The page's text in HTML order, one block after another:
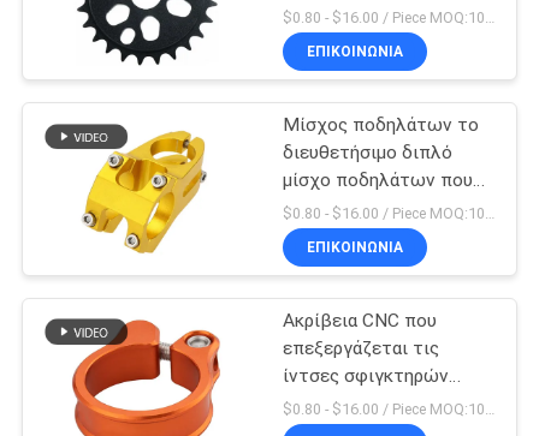
ποδηλάτων ρύπου
μερών στη μηχανή
$0.80 - $16.00 / Piece MOQ:10 κομμάτια
ΕΠΙΚΟΙΝΩΝΊΑ
Μίσχος ποδηλάτων το
διευθετήσιμο διπλό
μίσχο ποδηλάτων που
κατασκευάζεται που
διπλώνει στην Κίνα
ΕΠΙΚΟΙΝΩΝΊΑ
Ακρίβεια CNC που
επεξεργάζεται τις
ίντσες σφιγκτηρών
Seatpost ποδηλάτων 5
X 4 μερών στη μηχανή